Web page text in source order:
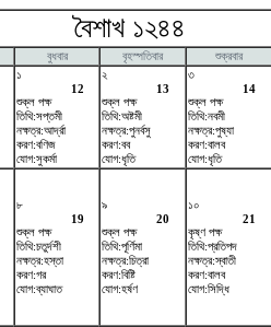
বৈশাখ ১২৪৪
বুধবার বৃহস্পতিবার
শুক্রবার
১
12
শুক্ল পক্ষ
তিথি:সপ্তমী
নক্ষত্র:আর্দ্রা
করণ:বণিজ
যোগ:সুকর্মা
২
13
শুক্ল পক্ষ
তিথি:অষ্টমী
নক্ষত্র:পুনর্বসু
করণ:বব
যোগ:ধৃতি
৩
14
শুক্ল পক্ষ
তিথি:নবমী
নক্ষত্র:পুষ্যা
করণ:বালব
যোগ:ধৃতি
৮
19
শুক্ল পক্ষ
তিথি:চতুর্দশী
নক্ষত্র:হস্তা
করণ:গর
যোগ:ব্যাঘাত
৯
20
শুক্ল পক্ষ
তিথি:পূর্ণিমা
নক্ষত্র:চিত্রা
করণ:বিষ্টি
যোগ:হর্ষণ
১০
21
কৃষ্ণ পক্ষ
তিথি:প্রতিপদ
নক্ষত্র:স্বাতী
করণ:বালব
যোগ:সিদ্ধি